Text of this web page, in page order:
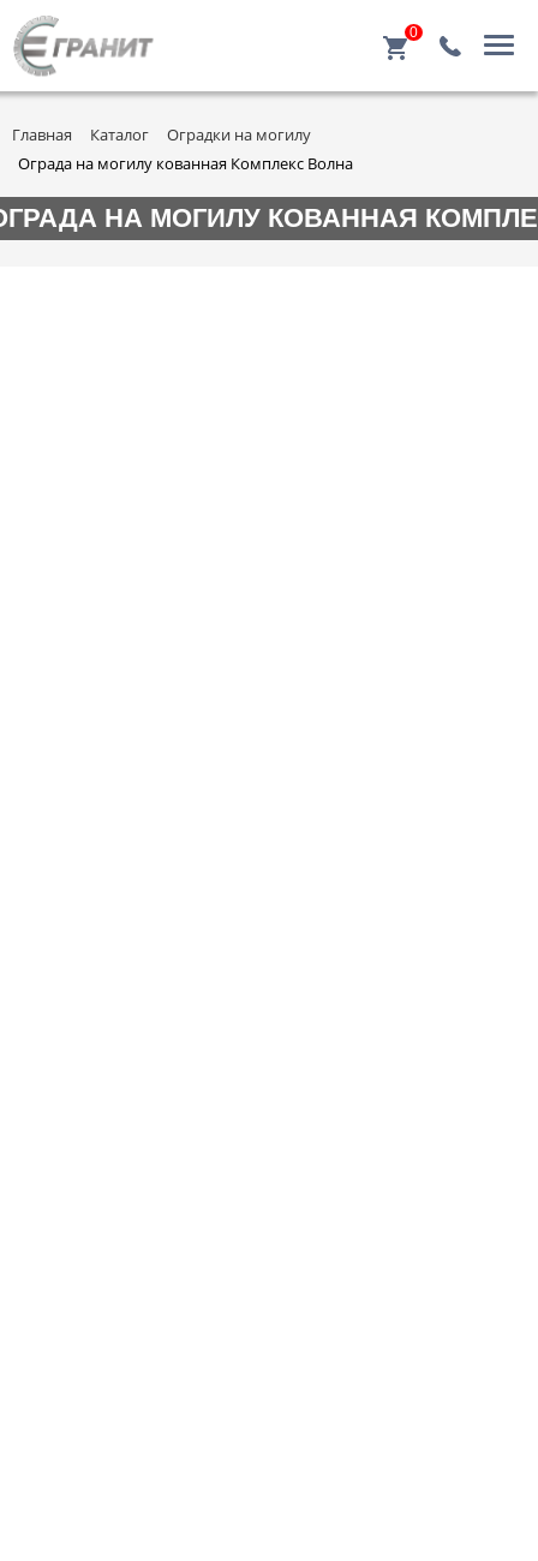
0
Главная Каталог
Оградки на могилу
Ограда на могилу кованная Комплекс Волна
НА МОГИЛУ КОВАННАЯ